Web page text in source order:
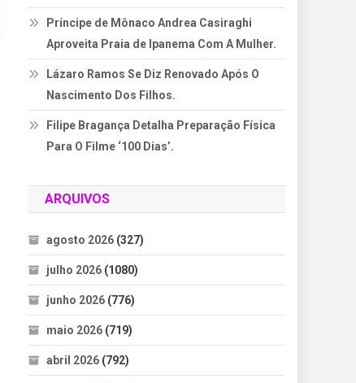
Príncipe de Mônaco Andrea Casiraghi
Aproveita Praia de Ipanema Com A Mulher.
Lázaro Ramos Se Diz Renovado Após O
Nascimento Dos Filhos.
Filipe Bragança Detalha Preparação Física
Para O Filme ‘100 Dias’.
ARQUIVOS
agosto 2026 (327)
julho 2026 (1080)
junho 2026 (776)
maio 2026 (719)
abril 2026 (792)